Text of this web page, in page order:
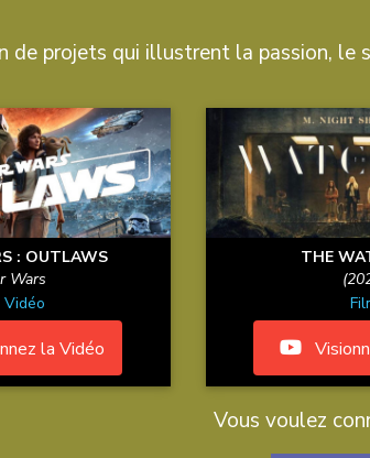
de projets qui illustrent la passion, le
: OUTLAWS
Wars
Vidéo
la Vidéo
THE
Vous voulez